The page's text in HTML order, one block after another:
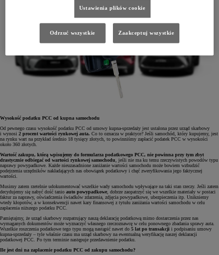
Wysokość podatku PCC od kupna samochodu
Od pewnego czasu wysokość podatku PCC od umowy kupna-sprzedaży jest ustalona przez urząd skarbowy
i wynosi 2 procent wartości rynkowej auta. Co to oznacza w praktyce? Jeśli samochód, który kupujemy, jest
na rynku wart na przykład średnio 18 tysięcy złotych, to powinniśmy zapłacić podatek PCC w wysokości
około 360 złotych.
Wartość zakupu, którą wpisujemy do formularza podatkowego PCC, nie powinna przy tym zbyt
drastycznie odbiegać od wartości rynkowej samochodu, jeśli nie ma ku temu rzeczywistych powodów typu
naprawy powypadkowe. Każde nieuzasadnione zaniżanie wartości samochodu może bowiem wzbudzić
podejrzenia urzędników nakładających nas obowiązek podatkowy i chęć zweryfikowania jego faktycznej
wartości.
Musimy zatem rzetelnie udokumentować wszelkie wady samochodu wpływające na taki stan rzeczy. Jeśli zatem
decydujemy się nabyć dość tanio auto powypadkowe, dobrze zaopatrzyć się we wszelkie materiały w postaci
faktur za naprawy, oświadczenia świadków zdarzenia, zdjęcia powypadkowe, ubezpieczenia itp. Unikniemy
wtedy kłopotów, a w konsekwencji nawet kary finansowej z tytułu zaniżania wartości samochodu w celu
zapłacenia niższego podatku PCC.
Pamiętajmy, że urząd skarbowy rozpatrujący naszą deklarację podatkową mimo dostarczenia przez nas
wymaganych dokumentów może wyznaczyć własnego rzeczoznawcę w celu ponownego zbadania sprawy auta.
Wszelkie roszczenia podatkowe tego typu mogą nastąpić nawet do 5 lat po transakcji i podpisaniu umowy
kupna-sprzedaży – tyle właśnie czasu ma urząd skarbowy na ewentualną weryfikację naszej deklaracji
podatkowej PCC. Po tym terminie następuje przedawnienie podatku.
Ile jest dni na zapłacenie podatku PCC od zakupu samochodu?
Ustawienia plików cookie
Odrzuć wszystkie Zaakceptuj wszystkie